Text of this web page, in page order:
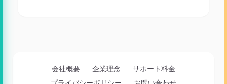
会社概要 企業理念
サポート料金